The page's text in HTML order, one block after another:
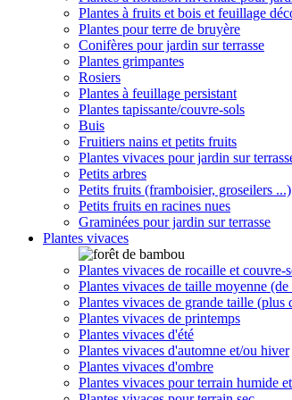
Plantes à fruits et bois et feuillage
Plantes pour terre de bruyère
Conifères pour jardin sur terrasse
Plantes grimpantes
Rosiers
Plantes à feuillage persistant
Plantes tapissante/couvre-sols
Buis
Fruitiers nains et petits fruits
Plantes vivaces pour jardin sur
Petits arbres
Petits fruits (framboisier, groseilers ...)
Petits fruits en racines nues
Graminées pour jardin sur terrasse
Plantes vivaces
Plantes vivaces de rocaille et couvre-
Plantes vivaces de taille moyenne
Plantes vivaces de grande taille (plus
Plantes vivaces de printemps
Plantes vivaces d'été
Plantes vivaces d'automne et/ou hiver
Plantes vivaces d'ombre
Plantes vivaces pour terrain humide